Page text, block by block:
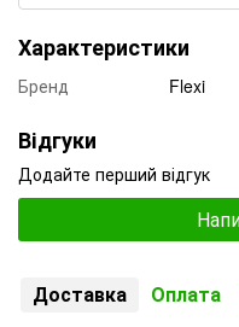
Характеристики
Бренд Flexi
Відгуки
Додайте перший відгук
Доставка Оплата